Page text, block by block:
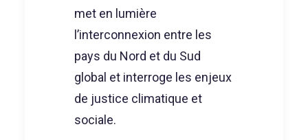
met en lumière
l’interconnexion entre les
pays du Nord et du Sud
global et interroge les enjeux
de justice climatique et
sociale.